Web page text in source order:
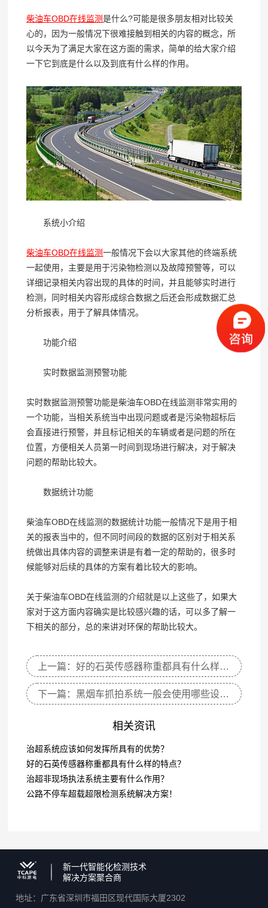
柴油车OBD在线监测是什么?可能是很多朋友相对比较关
心的，因为一般情况下很难接触到相关的内容的概念，所
以今天为了满足大家在这方面的需求，简单的给大家介绍
一下它到底是什么以及到底有什么样的作用。
系统小介绍
柴油车OBD在线监测一般情况下会以大家其他的终端系统
一起使用，主要是用于污染物检测以及故障预警等，可以
详细记录相关内容出现的具体的时间，并且能够实时进行
检测，同时相关内容形成综合数据之后还会形成数据汇总
分析报表，用于了解具体情况。
功能介绍
实时数据监测预警功能
实时数据监测预警功能是柴油车OBD在线监测非常实用的
一个功能，当相关系统当中出现问题或者是污染物超标后
会直接进行预警，并且标记相关的车辆或者是问题的所在
位置，方便相关人员第一时间到现场进行解决，对于解决
问题的帮助比较大。
数据统计功能
柴油车OBD在线监测的数据统计功能一般情况下是用于相
关的报表当中的，但不同时间段的数据的区别对于相关系
统做出具体内容的调整来讲是有着一定的帮助的，很多时
候能够对后续的具体的方案有着比较大的影响。
关于柴油车OBD在线监测的介绍就是以上这些了，如果大
家对于这方面内容确实是比较感兴趣的话，可以多了解一
下相关的部分，总的来讲对环保的帮助比较大。
上一篇：好的石英传感器称重都具有什么样的特点？
下一篇：黑烟车抓拍系统一般会使用哪些设备？
相关资讯
治超系统应该如何发挥所具有的优势？
好的石英传感器称重都具有什么样的特点？
治超非现场执法系统主要有什么作用？
公路不停车超载超限检测系统解决方案！
新一代智能化检测技术
解决方案聚合商
地址：广东省深圳市福田区现代国际大厦2302